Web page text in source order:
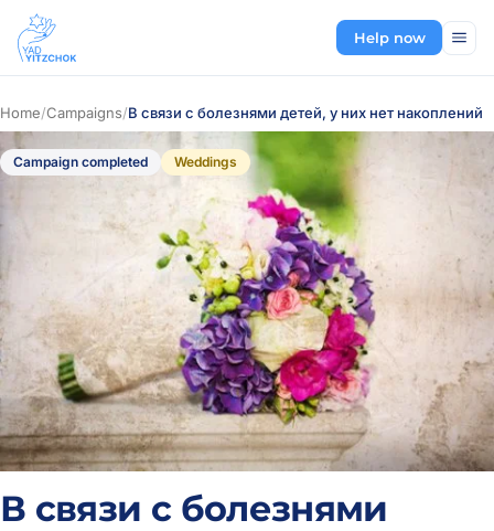
Help now
Home/Campaigns/В связи с болезнями детей, у них нет накоплений
В связи с болезнями
Campaign completed Weddings